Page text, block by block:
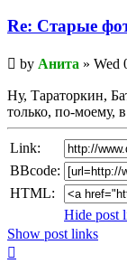
Re: Старые
Unread
post
by Анита » Wed
Ну, Тараторкин,
только, по-моему,
Link:
BBcode:
HTML:
Hide post
Show post links